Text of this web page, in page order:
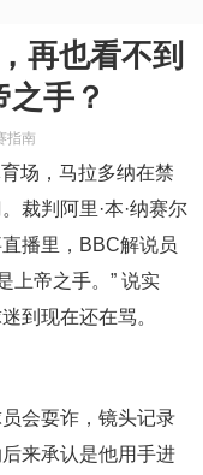
再也看不到
手？
指南
场，马拉多纳在禁
裁判阿里·本·纳赛尔
播里，BBC解说员
上帝之手。” 说实
到现在还在骂。
会耍诈，镜头记录
来承认是他用手进